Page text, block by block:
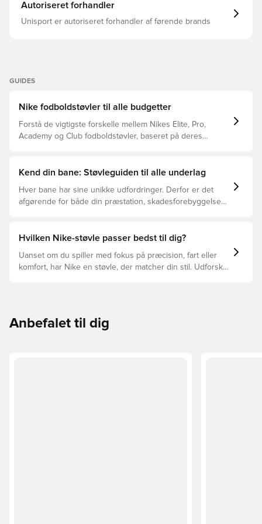
med FG knopper, beregnet til brug på naturlige
græsbaner. Bemærk: Nike oplyser, at farven på ydersålen
Autoriseret forhandler
Unisport er autoriseret forhandler af førende brands
GUIDES
Nike fodboldstøvler til alle budgetter
Forstå de vigtigste forskelle mellem Nikes Elite, Pro,
Academy og Club fodboldstøvler, baseret på deres
Kend din bane: Støvleguiden til alle underlag
Hver bane har sine unikke udfordringer. Derfor er det
afgørende for både din præstation, skadesforebyggelse
støvler der er det bedste valg til de forskellige typer
Hvilken Nike-støvle passer bedst til dig?
Uanset om du spiller med fokus på præcision, fart eller
komfort, har Nike en støvle, der matcher din stil. Udforsk
Anbefalet til dig